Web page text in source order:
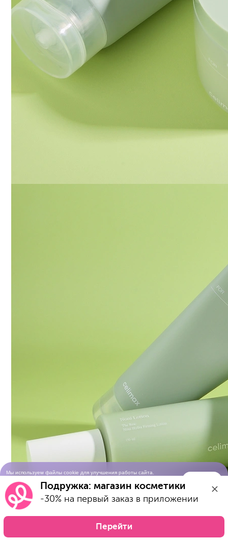
Мы используем файлы cookie для улучшения работы сайта.
использования cookie-файловПодружка: магазин косметики
-30% на первый заказ в приложении
Перейти